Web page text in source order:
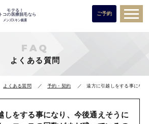
モテる！
コの医療脱毛なら
メンズスキン銀座
ご予約
FAQ
よくある質問
よくある質問 予約・契約 遠方に引越しをする事にな
しをする事になり、今後通えそうに